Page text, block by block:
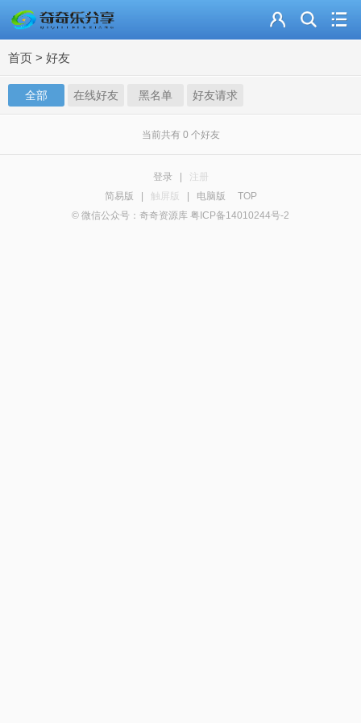
首页 > 好友
全部 在线好友 黑名单 好友请求
当前共有 0 个好友
登录
注册
简易版
触屏版 电脑版
TOP
© 微信公众号：奇奇资源库 粤ICP备14010244号-2
资源合集
流量卡
站内导读
加入频道